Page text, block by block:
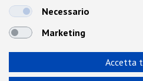
dalla Cookie
Necessario
Marketing
Accetta